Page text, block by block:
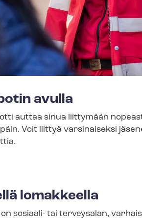
avulla
auttaa sinua liittymään
Voit liittyä varsinaiseksi
lomakkeella
sosiaali- tai terveysalan,